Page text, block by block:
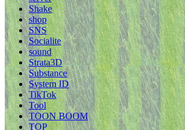
Shake
shop
SNS
Socialite
sound
Strata3D
Substance
System ID
TikTok
Tool
TOON BOOM
TOP